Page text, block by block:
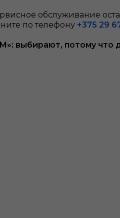
обслуживание
по телефону +375 29
выбирают, потому что